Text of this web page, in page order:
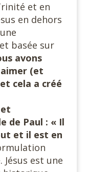
et en
en dehors
basée sur
avons
aimer (et
cela a créé
de Paul : « Il
et il est en
est une